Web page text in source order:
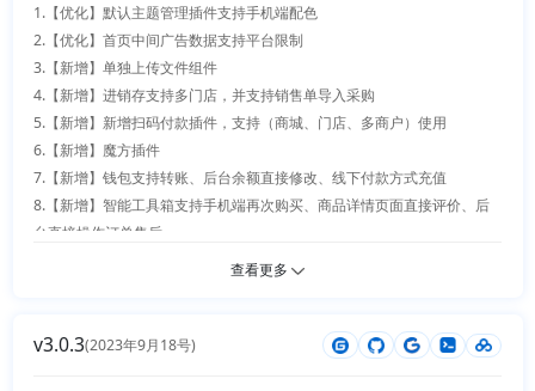
29.【新增】主题支持可视化管理
30.【新增】增加6套端精品web主题
31.【新增】主题数据管理（单图文、多图文、视频、商品、文章）、支持
导入下载
32.【新增】动态数据表格读取优化、支持文本复制、支持单图多图展示和
预览、支持换行转数组
16.【新增】订单商品表单细节优化，新增类型（整数、邮箱、手机）、并
支持手机端
17.【新增】订单再次购买支持回购和加购物车选择
18.【新增】头条支付支付企业担保
19.【新增】插件支持自动批量更新
20.【新增】后台新增常用功能
21.【新增】新增商品评论管理
22.【新增】新增下单备注预选择
1.【优化】默认主题管理插件支持手机端配色
2.【优化】首页中间广告数据支持平台限制
3.【新增】单独上传文件组件
4.【新增】进销存支持多门店，并支持销售单导入采购
5.【新增】新增扫码付款插件，支持（商城、门店、多商户）使用
6.【新增】魔方插件
7.【新增】钱包支持转账、后台余额直接修改、线下付款方式充值
8.【新增】智能工具箱支持手机端再次购买、商品详情页面直接评价、后
台直接操作订单售后
9.【新增】第三方登录支持web端手机扫码登录
12.【优化】支持各个平台单独设置站点类型
查看更多
v3.0.3(2023年9月18号)